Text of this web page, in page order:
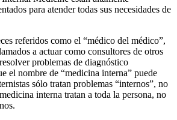
para atender todas sus necesidades de
referidos como el “médico del médico”,
a actuar como consultores de otros
problemas de diagnóstico
el nombre de “medicina interna” puede
sólo tratan problemas “internos”, no
interna tratan a toda la persona, no